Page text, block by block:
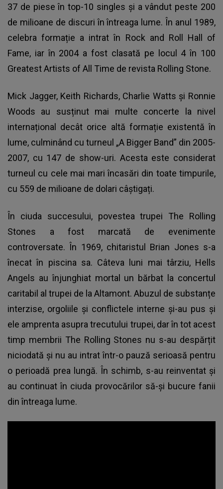
37 de piese în top-10 singles și a vândut peste 200
de milioane de discuri în întreaga lume. În anul 1989,
celebra formație a intrat în Rock and Roll Hall of
Fame, iar în 2004 a fost clasată pe locul 4 în 100
Greatest Artists of All Time de revista Rolling Stone.
Mick Jagger, Keith Richards, Charlie Watts și Ronnie
Woods au susținut mai multe concerte la nivel
internațional decât orice altă formație existentă în
lume, culminând cu turneul „A Bigger Band” din 2005-
2007, cu 147 de show-uri. Acesta este considerat
turneul cu cele mai mari încasări din toate timpurile,
cu 559 de milioane de dolari câștigați.
În ciuda succesului, povestea trupei The Rolling
Stones a fost marcată de evenimente
controversate. În 1969, chitaristul Brian Jones s-a
înecat în piscina sa. Câteva luni mai târziu, Hells
Angels au înjunghiat mortal un bărbat la concertul
caritabil al trupei de la Altamont. Abuzul de substanțe
interzise, orgoliile și conflictele interne și-au pus și
ele amprenta asupra trecutului trupei, dar în tot acest
timp membrii The Rolling Stones nu s-au despărțit
niciodată și nu au intrat într-o pauză serioasă pentru
o perioadă prea lungă. În schimb, s-au reinventat și
au continuat în ciuda provocărilor să-și bucure fanii
din întreaga lume.